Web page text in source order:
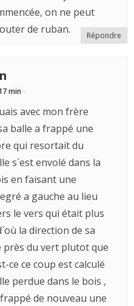
on ne peut
de ruban.
Répondre
min -
avec mon frère
balle a frappé une
qui resortait du
s`est envolé dans la
en faisant une
a gauche au lieu
le vers qui était plus
la direction de sa
près du vert plutot que
ce ce coup est calculé
perdue dans le bois ,
de nouveau une